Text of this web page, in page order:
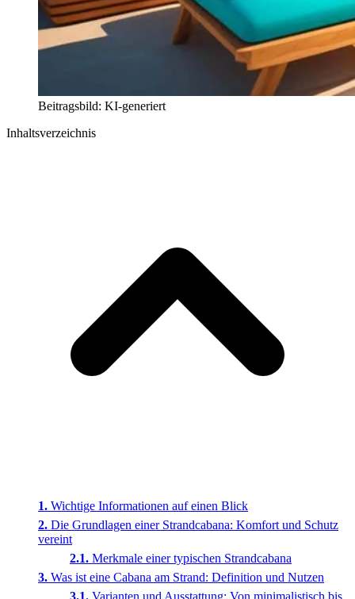
Beitragsbild: KI-generiert
Inhaltsverzeichnis
Wichtige Informationen auf einen Blick
Die Grundlagen einer Strandcabana: Komfort und Schutz
vereint
Merkmale einer typischen Strandcabana
Was ist eine Cabana am Strand: Definition und Nutzen
Varianten und Ausstattung: Von minimalistisch bis